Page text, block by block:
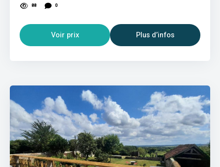
88 0
Voir prix Plus d’infos